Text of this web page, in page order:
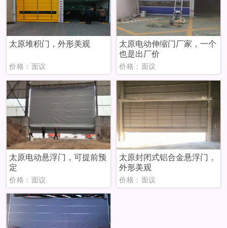
太原堆积门，外形美观
价格：面议
太原电动伸缩门厂家，一个
也是出厂价
价格：面议
太原电动悬浮门，可提前预
定
价格：面议
太原封闭式铝合金悬浮门，
外形美观
价格：面议